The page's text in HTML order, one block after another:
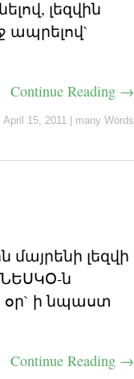
լեզվին
ապրելով`
Continue Reading →
April 15, 2011 many Words
լեզվի
ն
օր` ի նպաստ
Continue Reading →